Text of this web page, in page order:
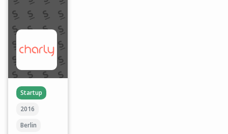
Startup
2016
Berlin